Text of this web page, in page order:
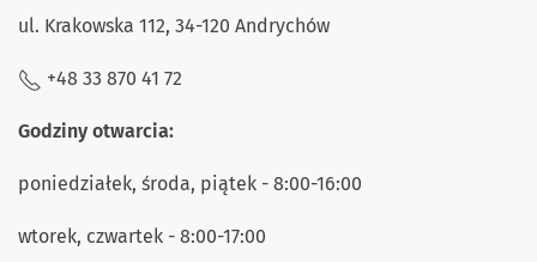
ul. Krakowska 112, 34-120 Andrychów
+48 33 870 41 72
Godziny otwarcia:
poniedziałek, środa, piątek - 8:00-16:00
wtorek, czwartek - 8:00-17:00